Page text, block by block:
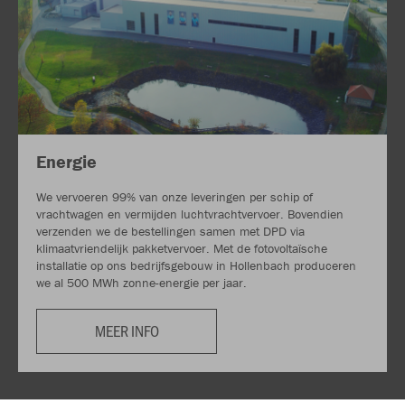
Energie
We vervoeren 99% van onze leveringen per schip of
vrachtwagen en vermijden luchtvrachtvervoer. Bovendien
verzenden we de bestellingen samen met DPD via
klimaatvriendelijk pakketvervoer. Met de fotovoltaïsche
installatie op ons bedrijfsgebouw in Hollenbach produceren
we al 500 MWh zonne-energie per jaar.
MEER INFO